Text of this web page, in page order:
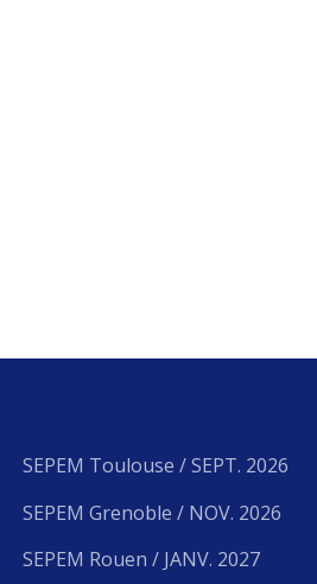
SEPEM Toulouse / SEPT. 2026
SEPEM Grenoble / NOV. 2026
SEPEM Rouen / JANV. 2027